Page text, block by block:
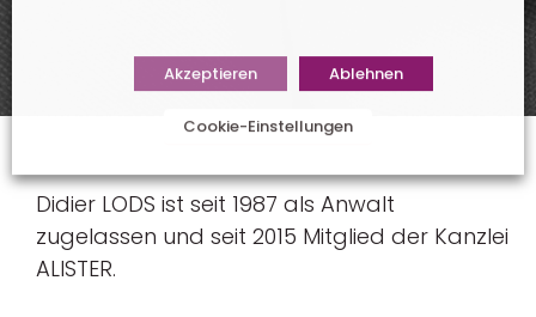
Didier LODS ist seit 1987 als Anwalt
zugelassen und seit 2015 Mitglied der Kanzlei
ALISTER.
Akzeptieren Ablehnen
Cookie-Einstellungen